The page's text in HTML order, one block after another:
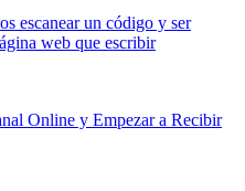
escanear un código y ser
web que escribir